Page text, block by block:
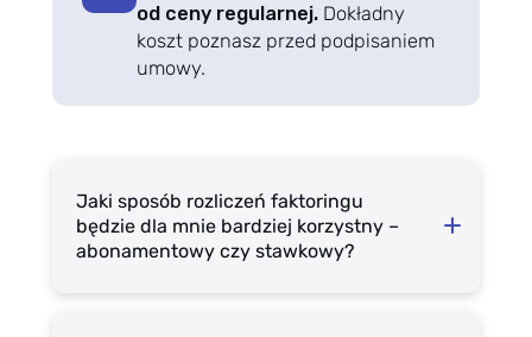
od ceny regularnej. Dokładny
koszt poznasz przed podpisaniem
umowy.
Jaki sposób rozliczeń faktoringu
będzie dla mnie bardziej korzystny –
abonamentowy czy stawkowy?